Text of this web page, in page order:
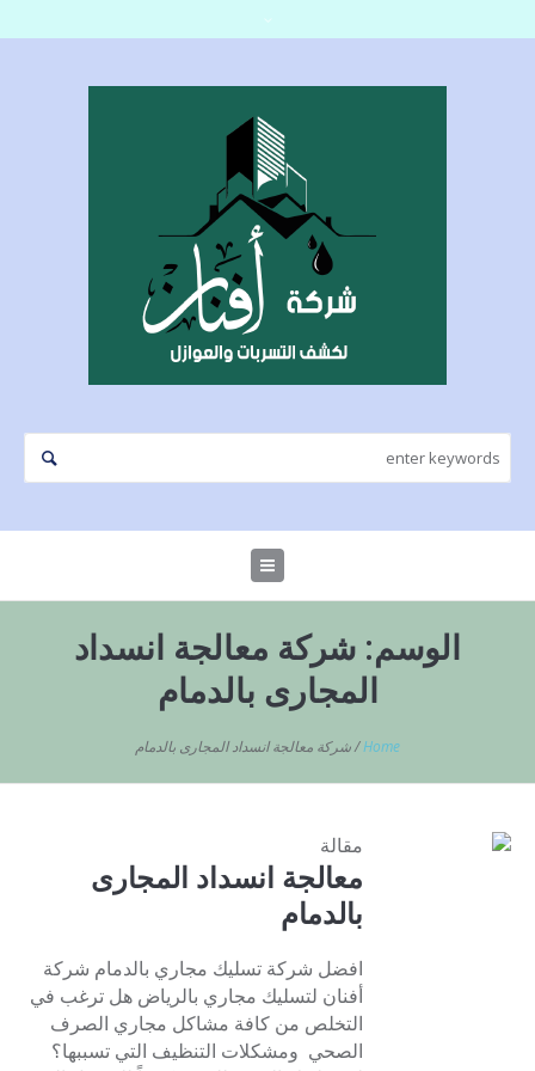
الوسم: شركة معالجة انسداد
المجارى بالدمام
Home
/شركة معالجة انسداد المجارى بالدمام
مقالة
معالجة انسداد المجارى
بالدمام
افضل شركة تسليك مجاري بالدمام شركة
أفنان لتسليك مجاري بالرياض هل ترغب في
التخلص من كافة مشاكل مجاري الصرف
الصحي ومشكلات التنظيف التي تسببها؟